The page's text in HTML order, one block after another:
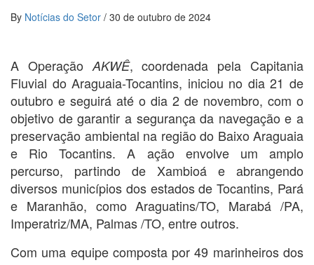
By Notícias do Setor / 30 de outubro de 2024
A Operação AKWÊ, coordenada pela Capitania
Fluvial do Araguaia-Tocantins, iniciou no dia 21 de
outubro e seguirá até o dia 2 de novembro, com o
objetivo de garantir a segurança da navegação e a
preservação ambiental na região do Baixo Araguaia
e Rio Tocantins. A ação envolve um amplo
percurso, partindo de Xambioá e abrangendo
diversos municípios dos estados de Tocantins, Pará
e Maranhão, como Araguatins/TO, Marabá /PA,
Imperatriz/MA, Palmas /TO, entre outros.
Com uma equipe composta por 49 marinheiros dos